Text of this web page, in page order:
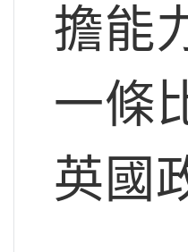
擔能
一條
英國